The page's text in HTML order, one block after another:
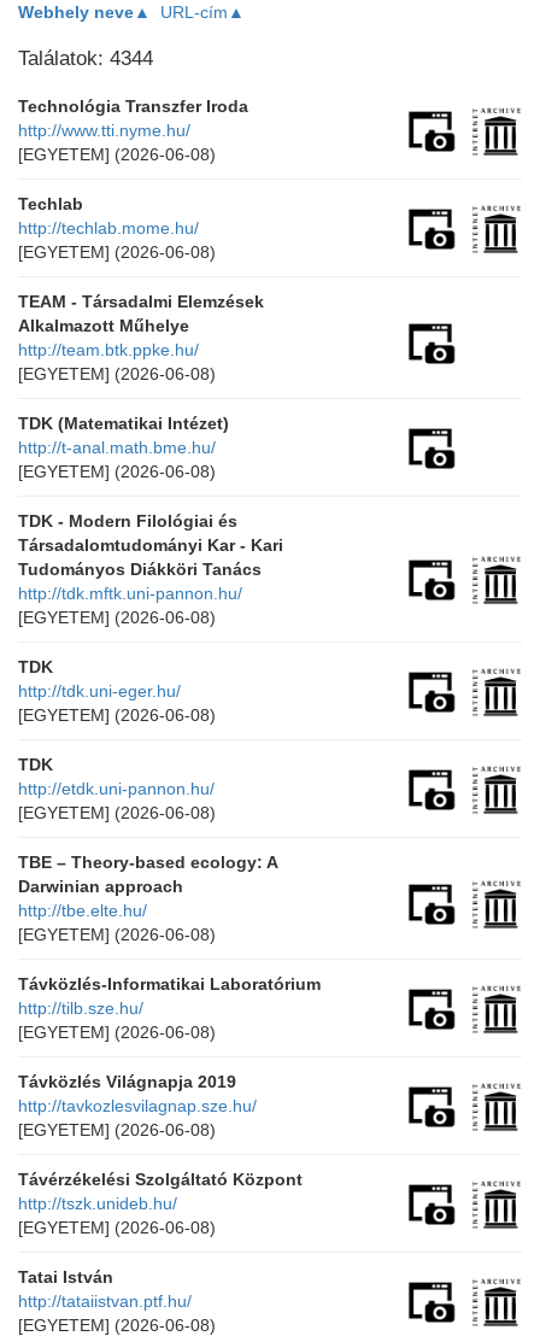
Webhely neve▲ URL-cím▲
Találatok: 4344
Technológia Transzfer Iroda
http://www.tti.nyme.hu/
[EGYETEM] (2026-06-08)
Techlab
http://techlab.mome.hu/
[EGYETEM] (2026-06-08)
TEAM - Társadalmi Elemzések
Alkalmazott Műhelye
http://team.btk.ppke.hu/
[EGYETEM] (2026-06-08)
TDK (Matematikai Intézet)
http://t-anal.math.bme.hu/
[EGYETEM] (2026-06-08)
TDK - Modern Filológiai és
Társadalomtudományi Kar - Kari
Tudományos Diákköri Tanács
http://tdk.mftk.uni-pannon.hu/
[EGYETEM] (2026-06-08)
TDK
http://tdk.uni-eger.hu/
[EGYETEM] (2026-06-08)
TDK
http://etdk.uni-pannon.hu/
[EGYETEM] (2026-06-08)
TBE – Theory-based ecology: A
Darwinian approach
http://tbe.elte.hu/
[EGYETEM] (2026-06-08)
Távközlés-Informatikai Laboratórium
http://tilb.sze.hu/
[EGYETEM] (2026-06-08)
Távközlés Világnapja 2019
http://tavkozlesvilagnap.sze.hu/
[EGYETEM] (2026-06-08)
Távérzékelési Szolgáltató Központ
http://tszk.unideb.hu/
[EGYETEM] (2026-06-08)
Tatai István
http://tataiistvan.ptf.hu/
[EGYETEM] (2026-06-08)